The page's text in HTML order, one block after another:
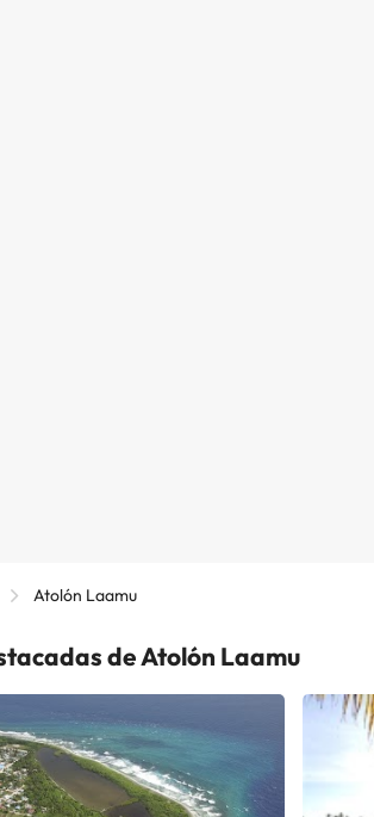
Atolón Laamu
de Atolón Laamu